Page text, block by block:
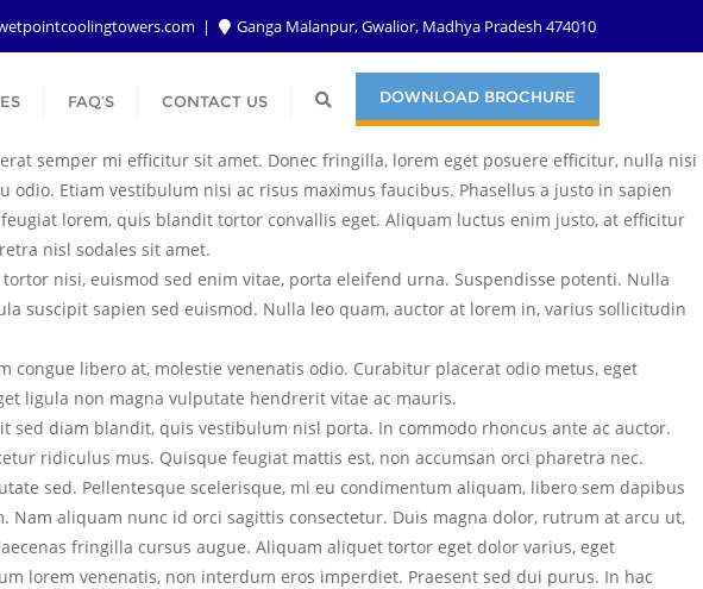
Ganga Malanpur, Gwalior, Madhya Pradesh 474010
FAQ’S CONTACT US DOWNLOAD BROCHURE
semper mi efficitur sit amet. Donec fringilla, lorem eget posuere efficitur, nulla nisi
Etiam vestibulum nisi ac risus maximus faucibus. Phasellus a justo in sapien
lorem, quis blandit tortor convallis eget. Aliquam luctus enim justo, at efficitur
nisl sodales sit amet.
nisi, euismod sed enim vitae, porta eleifend urna. Suspendisse potenti. Nulla
suscipit sapien sed euismod. Nulla leo quam, auctor at lorem in, varius sollicitudin
libero at, molestie venenatis odio. Curabitur placerat odio metus, eget
ligula non magna vulputate hendrerit vitae ac mauris.
sed diam blandit, quis vestibulum nisl porta. In commodo rhoncus ante ac auctor.
ridiculus mus. Quisque feugiat mattis est, non accumsan orci pharetra nec.
sed. Pellentesque scelerisque, mi eu condimentum aliquam, libero sem dapibus
aliquam nunc id orci sagittis consectetur. Duis magna dolor, rutrum at arcu ut,
fringilla cursus augue. Aliquam aliquet tortor eget dolor varius, eget
lorem venenatis, non interdum eros imperdiet. Praesent sed dui purus. In hac